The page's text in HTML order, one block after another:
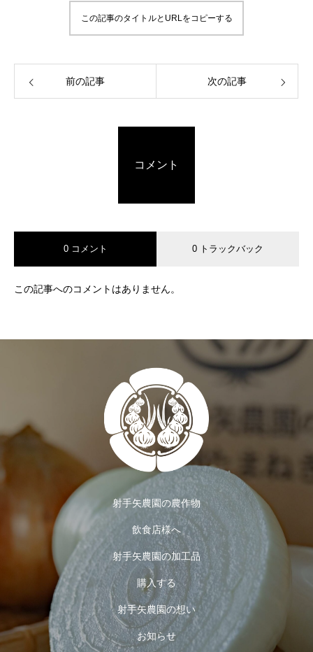
この記事のタイトルとURLをコピーする
前の記事 次の記事
コメント
0 コメント 0 トラックバック
この記事へのコメントはありません。
射手矢農園の農作物
飲食店様へ
射手矢農園の加工品
購入する
射手矢農園の想い
お知らせ